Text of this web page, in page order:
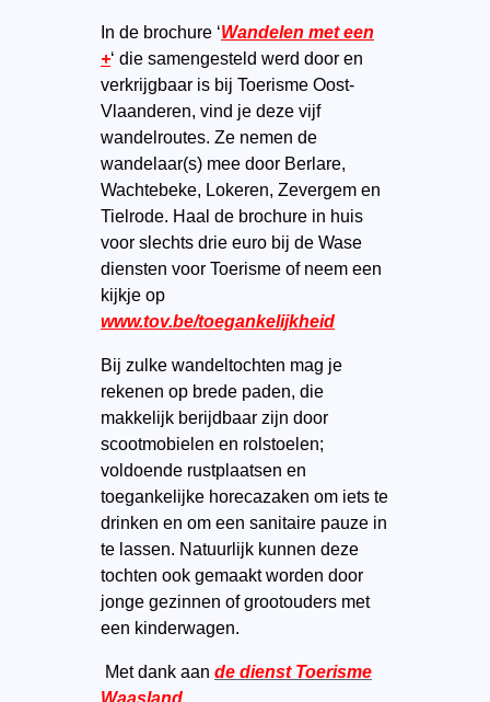
In de brochure ‘Wandelen met een
+‘ die samengesteld werd door en
verkrijgbaar is bij Toerisme Oost-
Vlaanderen, vind je deze vijf
wandelroutes. Ze nemen de
wandelaar(s) mee door Berlare,
Wachtebeke, Lokeren, Zevergem en
Tielrode. Haal de brochure in huis
voor slechts drie euro bij de Wase
diensten voor Toerisme of neem een
kijkje op
www.tov.be/toegankelijkheid
Bij zulke wandeltochten mag je
rekenen op brede paden, die
makkelijk berijdbaar zijn door
scootmobielen en rolstoelen;
voldoende rustplaatsen en
toegankelijke horecazaken om iets te
drinken en om een sanitaire pauze in
te lassen. Natuurlijk kunnen deze
tochten ook gemaakt worden door
jonge gezinnen of grootouders met
een kinderwagen.
Met dank aan de dienst Toerisme
Waasland